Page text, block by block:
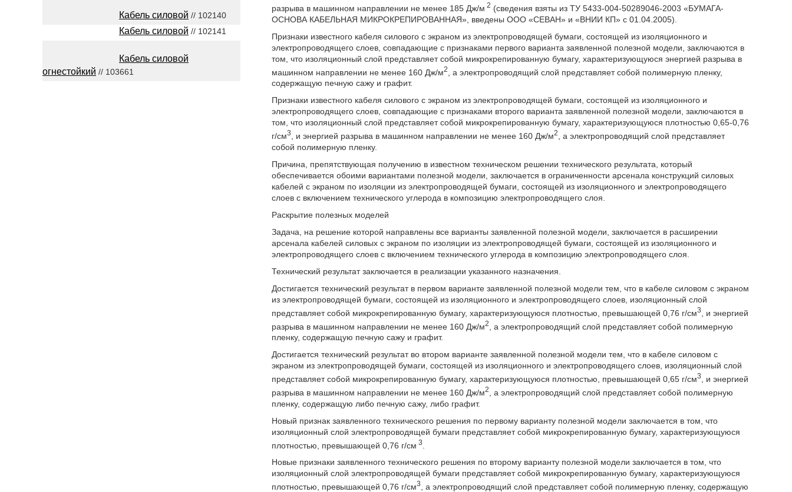
разрыва в машинном направлении не менее 185 Дж/м 2 (сведения взяты из ТУ 5433-004-50289046-2003 «БУМАГА-
ОСНОВА КАБЕЛЬНАЯ МИКРОКРЕПИРОВАННАЯ», введены ООО «СЕВАН» и «ВНИИ КП» с 01.04.2005).
Признаки известного кабеля силового с экраном из электропроводящей бумаги, состоящей из изоляционного и
электропроводящего слоев, совпадающие с признаками первого варианта заявленной полезной модели, заключаются в
том, что изоляционный слой представляет собой микрокрепированную бумагу, характеризующуюся энергией разрыва в
машинном направлении не менее 160 Дж/м2
, а электропроводящий слой представляет собой полимерную пленку,
содержащую печную сажу и графит.
Признаки известного кабеля силового с экраном из электропроводящей бумаги, состоящей из изоляционного и
электропроводящего слоев, совпадающие с признаками второго варианта заявленной полезной модели, заключаются в
том, что изоляционный слой представляет собой микрокрепированную бумагу, характеризующуюся плотностью 0,65-0,76
г/см3 , и энергией разрыва в машинном направлении не менее 160 Дж/м2
, а электропроводящий слой представляет
собой полимерную пленку.
Причина, препятствующая получению в известном техническом решении технического результата, который
обеспечивается обоими вариантами полезной модели, заключается в ограниченности арсенала конструкций силовых
кабелей с экраном по изоляции из электропроводящей бумаги, состоящей из изоляционного и электропроводящего
слоев с включением технического углерода в композицию электропроводящего слоя.
Раскрытие полезных моделей
Задача, на решение которой направлены все варианты заявленной полезной модели, заключается в расширении
арсенала кабелей силовых с экраном по изоляции из электропроводящей бумаги, состоящей из изоляционного и
электропроводящего слоев с включением технического углерода в композицию электропроводящего слоя.
Технический результат заключается в реализации указанного назначения.
Достигается технический результат в первом варианте заявленной полезной модели тем, что в кабеле силовом с экраном
из электропроводящей бумаги, состоящей из изоляционного и электропроводящего слоев, изоляционный слой
представляет собой микрокрепированную бумагу, характеризующуюся плотностью, превышающей 0,76 г/см3
, и энергией
разрыва в машинном направлении не менее 160 Дж/м2
, а электропроводящий слой представляет собой полимерную
пленку, содержащую печную сажу и графит.
Достигается технический результат во втором варианте заявленной полезной модели тем, что в кабеле силовом с
экраном из электропроводящей бумаги, состоящей из изоляционного и электропроводящего слоев, изоляционный слой
представляет собой микрокрепированную бумагу, характеризующуюся плотностью, превышающей 0,65 г/см3
, и энергией
разрыва в машинном направлении не менее 160 Дж/м2
, а электропроводящий слой представляет собой полимерную
пленку, содержащую либо печную сажу, либо графит.
Новый признак заявленного технического решения по первому варианту полезной модели заключается в том, что
изоляционный слой электропроводящей бумаги представляет собой микрокрепированную бумагу, характеризующуюся
плотностью, превышающей 0,76 г/см 3
Новые признаки заявленного технического решения по второму варианту полезной модели заключается в том, что
изоляционный слой электропроводящей бумаги представляет собой микрокрепированную бумагу, характеризующуюся
плотностью, превышающей 0,76 г/см3
, а электропроводящий слой представляет собой полимерную пленку, содержащую
Кабель силовой // 102140
Кабель силовой // 102141
Кабель силовой
огнестойкий // 103661